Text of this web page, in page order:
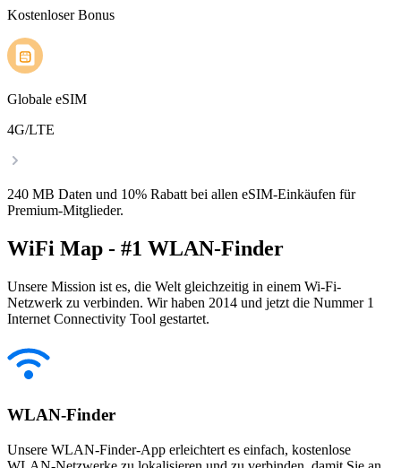
Kostenloser Bonus
Globale eSIM
4G/LTE
240 MB Daten und 10% Rabatt bei allen eSIM-Einkäufen für
Premium-Mitglieder.
WiFi Map - #1 WLAN-Finder
Unsere Mission ist es, die Welt gleichzeitig in einem Wi-Fi-
Netzwerk zu verbinden. Wir haben 2014 und jetzt die Nummer 1
Internet Connectivity Tool gestartet.
WLAN-Finder
Unsere WLAN-Finder-App erleichtert es einfach, kostenlose